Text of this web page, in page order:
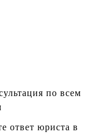
по всем
ответ юриста в